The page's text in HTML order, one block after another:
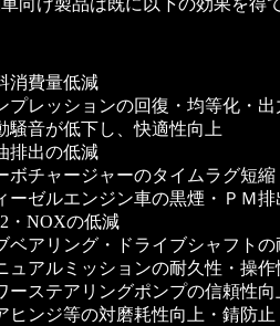
消費量低減
プレッションの回復・均等化・出
騒音が低下し、快適性向上
排出の低減
ボチャージャーのタイムラグ短縮
ーゼルエンジン車の黒煙・ＰＭ排
・NOXの低減
ベアリング・ドライブシャフト
ュアルミッションの耐久性・操
ーステアリングポンプの信頼性向
ヒンジ等の対磨耗性向上・錆防止